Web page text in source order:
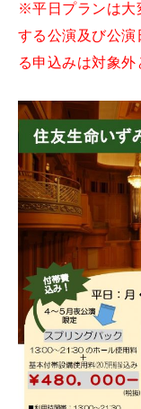
※平日プランは大
する公演及び公演
る申込みは対象